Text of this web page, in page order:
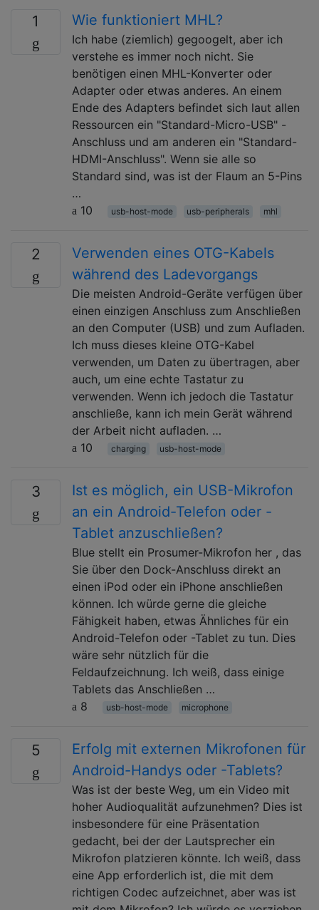
1 Wie funktioniert MHL?
Ich habe (ziemlich) gegoogelt, aber ich
verstehe es immer noch nicht. Sie
benötigen einen MHL-Konverter oder
Adapter oder etwas anderes. An einem
Ende des Adapters befindet sich laut allen
Ressourcen ein "Standard-Micro-USB" -
Anschluss und am anderen ein "Standard-
HDMI-Anschluss". Wenn sie alle so
Standard sind, was ist der Flaum an 5-Pins
…
10
usb-host-mode usb-peripherals mhl
2
Verwenden eines OTG-Kabels
während des Ladevorgangs
Die meisten Android-Geräte verfügen über
einen einzigen Anschluss zum Anschließen
an den Computer (USB) und zum Aufladen.
Ich muss dieses kleine OTG-Kabel
verwenden, um Daten zu übertragen, aber
auch, um eine echte Tastatur zu
verwenden. Wenn ich jedoch die Tastatur
anschließe, kann ich mein Gerät während
der Arbeit nicht aufladen. …
10
charging usb-host-mode
3
Ist es möglich, ein USB-Mikrofon
an ein Android-Telefon oder -
Tablet anzuschließen?
Blue stellt ein Prosumer-Mikrofon her , das
Sie über den Dock-Anschluss direkt an
einen iPod oder ein iPhone anschließen
können. Ich würde gerne die gleiche
Fähigkeit haben, etwas Ähnliches für ein
Android-Telefon oder -Tablet zu tun. Dies
wäre sehr nützlich für die
Feldaufzeichnung. Ich weiß, dass einige
Tablets das Anschließen …
8
usb-host-mode microphone
5
Erfolg mit externen Mikrofonen für
Android-Handys oder -Tablets?
Was ist der beste Weg, um ein Video mit
hoher Audioqualität aufzunehmen? Dies ist
insbesondere für eine Präsentation
gedacht, bei der der Lautsprecher ein
Mikrofon platzieren könnte. Ich weiß, dass
eine App erforderlich ist, die mit dem
richtigen Codec aufzeichnet, aber was ist